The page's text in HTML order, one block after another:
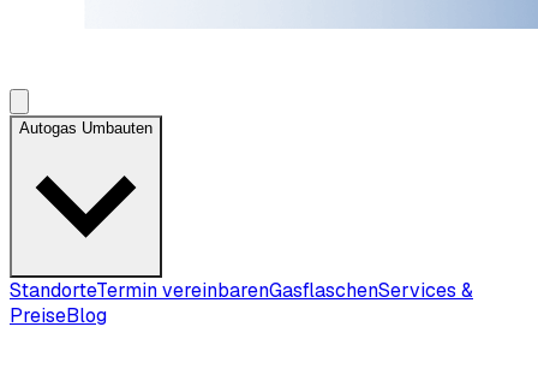
Autogas Umbauten
StandorteTermin vereinbarenGasflaschenServices &
PreiseBlog